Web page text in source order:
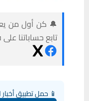
🔔 كن أول من
تابع حساباتنا
📱 حمل تطبيق